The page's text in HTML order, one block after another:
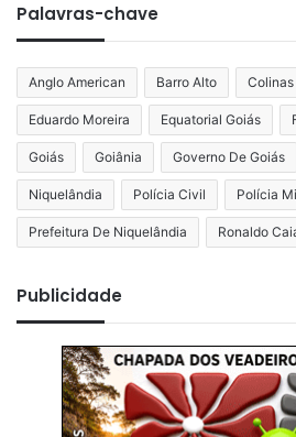
Palavras-chave
Anglo American Barro Alto Colinas
Eduardo Moreira Equatorial Goiás
Goiás Goiânia Governo De Goiás
Niquelândia Polícia Civil Polícia
Prefeitura De Niquelândia Ronaldo
Publicidade